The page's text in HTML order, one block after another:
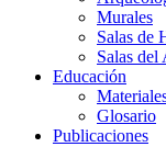
Murales
Salas de
Salas del
Educación
Glosario
Publicaciones